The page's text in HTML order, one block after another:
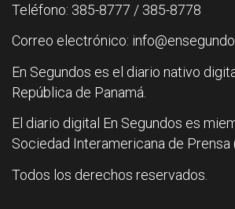
Teléfono: 385-8777 / 385-8778
Correo electrónico:
En Segundos es el diario nativo
República de Panamá.
El diario digital En Segundos es
Sociedad Interamericana de Prensa
Todos los derechos reservados.